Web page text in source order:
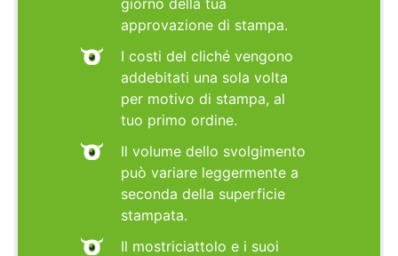
approvazione di stampa.
I costi del cliché vengono
addebitati una sola volta
per motivo di stampa, al
tuo primo ordine.
Il volume dello svolgimento
può variare leggermente a
seconda della superficie
stampata.
Il mostriciattolo e i suoi